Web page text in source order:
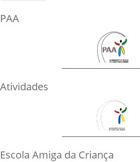
PAA
Atividades
Escola Amiga da Criança